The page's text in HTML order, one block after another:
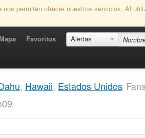
nos permiten ofrecer nuestros servicios. Al
Mapa Favoritos Alertas
, Hawaii, Estados Unidos